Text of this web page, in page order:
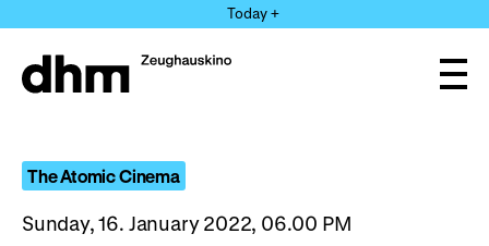
directly
the
Today +
The Atomic Cinema
Sunday, 16. January 2022, 06.00 PM